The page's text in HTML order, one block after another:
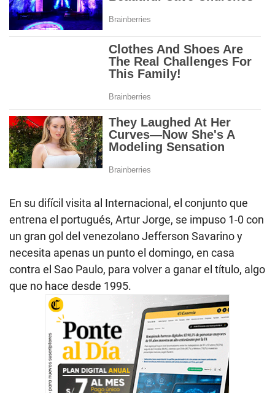
En su difícil visita al Internacional, el conjunto que
entrena el portugués, Artur Jorge, se impuso 1-0 con
un gran gol del venezolano Jefferson Savarino y
necesita apenas un punto el domingo, en casa
contra el Sao Paulo, para volver a ganar el título, algo
que no hace desde 1995.